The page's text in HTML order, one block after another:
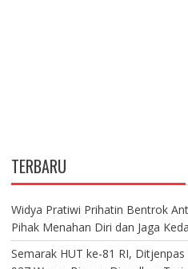
TERBARU
Widya Pratiwi Prihatin Bentrok
Pihak Menahan Diri dan Jaga
Semarak HUT ke-81 RI,